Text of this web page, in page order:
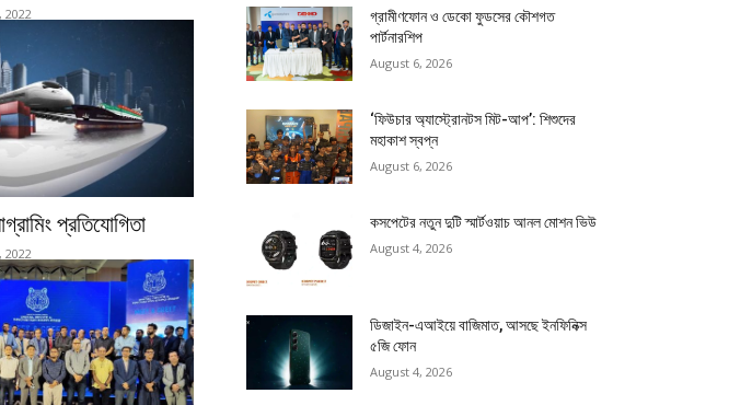
2022
প্রতিযোগিতা
2022
গ্রামীণফোন ও ডেকো ফুডসের কৌশগত
পার্টনারশিপ
August 6, 2026
‘ফিউচার অ্যাস্ট্রোনটস মিট-আপ’: শিশুদের
মহাকাশ স্বপ্ন
August 6, 2026
কসপেটের নতুন দুটি স্মার্টওয়াচ আনল মোশন ভিউ
August 4, 2026
ডিজাইন-এআইয়ে বাজিমাত, আসছে ইনফিনিক্স
৫জি ফোন
August 4, 2026